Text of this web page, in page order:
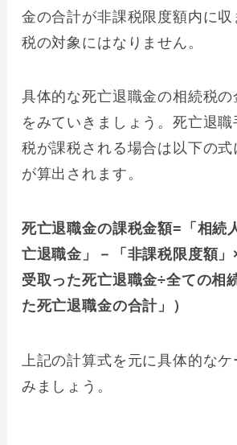
金の合計が非課税限度額内に収
税の対象にはなりません。
具体的な死亡退職金の相続税
をみていきましょう。死亡退
税が課税される場合は以下の
が算出されます。
死亡退職金の課税金額=「相続
亡退職金」－「非課税限度額
受取った死亡退職金÷全ての相
た死亡退職金の合計」）
上記の計算式を元に具体的なケ
みましょう。